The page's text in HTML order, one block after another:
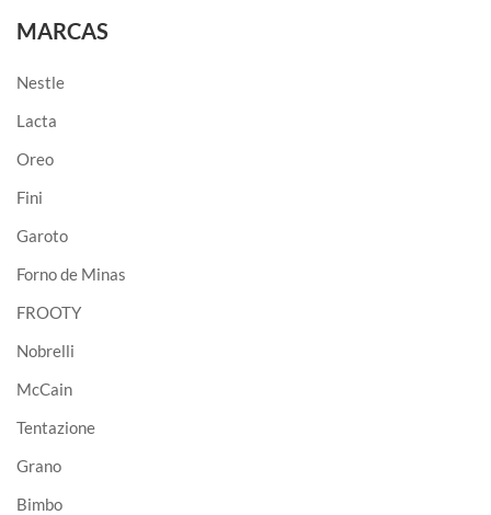
MARCAS
Nestle
Lacta
Oreo
Fini
Garoto
Forno de Minas
FROOTY
Nobrelli
McCain
Tentazione
Grano
Bimbo